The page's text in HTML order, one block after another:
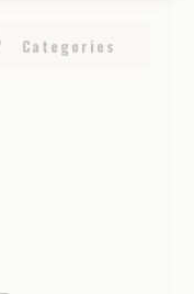
Categories